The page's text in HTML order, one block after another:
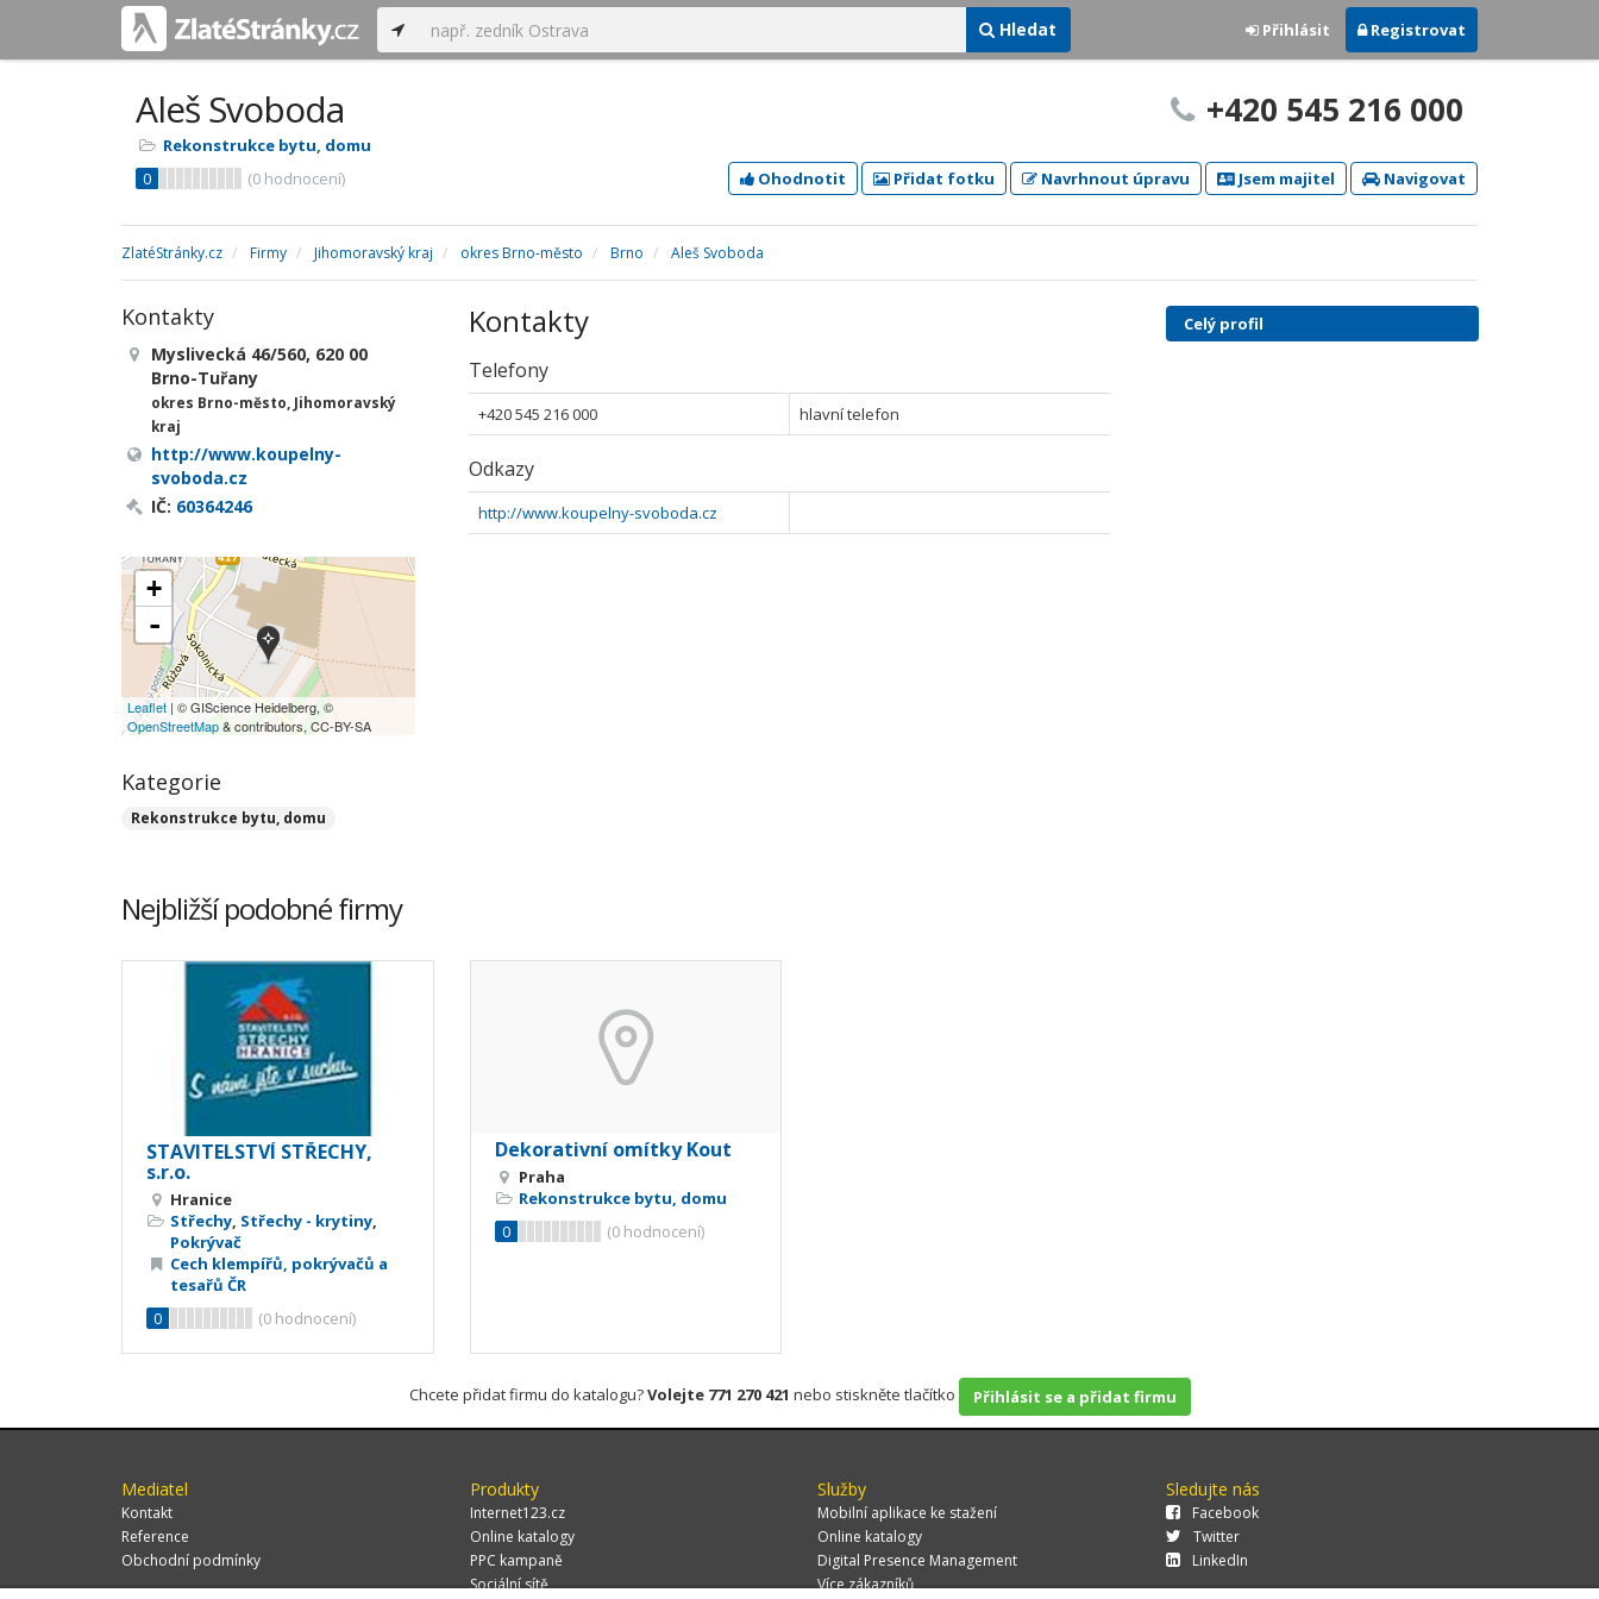
Hledat Přihlásit Registrovat
Aleš Svoboda
Rekonstrukce bytu, domu
0
(0 hodnocení)
+420 545 216 000
Ohodnotit Přidat fotku Navrhnout úpravu Jsem majitel Navigovat
ZlatéStránky.cz Firmy Jihomoravský kraj okres Brno-město Brno Aleš Svoboda
Kontakty
Telefony
+420 545 216 000 hlavní telefon
Odkazy
http://www.koupelny-svoboda.cz
Kontakty
Myslivecká 46/560, 620 00
Brno-Tuřany
okres Brno-město, Jihomoravský
kraj
http://www.koupelny-
svoboda.cz
IČ: 60364246
+
-
Leaflet | © GIScience Heidelberg, ©
OpenStreetMap& contributors, CC-BY-SA
Kategorie
Rekonstrukce bytu, domu
Celý profil
Nejbližší podobné firmy
STAVITELSTVÍ STŘECHY,
s.r.o.
Hranice
Střechy, Střechy - krytiny,
Pokrývač
Cech klempířů, pokrývačů a
tesařů ČR
0
(0 hodnocení)
Dekorativní omítky Kout
Praha
Rekonstrukce bytu, domu
0
(0hodnocení)
Chcete přidat firmu do katalogu?Volejte 771 270 421 nebo stiskněte tlačítko Přihlásit se a přidat firmu
Mediatel
Kontakt
Reference
Obchodní podmínky
Produkty
Internet123.cz
Online katalogy
PPC kampaně
Sociální sítě
Služby
Mobilní aplikace ke stažení
Online katalogy
Digital Presence Management
Více zákazníků
Sledujte nás
Facebook
Twitter
LinkedIn